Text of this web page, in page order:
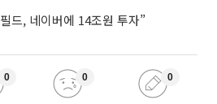
드, 네이버에 14조원 투자”
0 0 0